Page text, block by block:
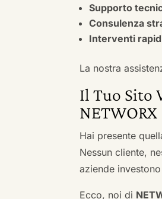
Supporto
Consulenza
Interventi
La nostra
Il Tuo Sito
NETWORX
Hai presente
Nessun cliente,
aziende
Ecco, noi di